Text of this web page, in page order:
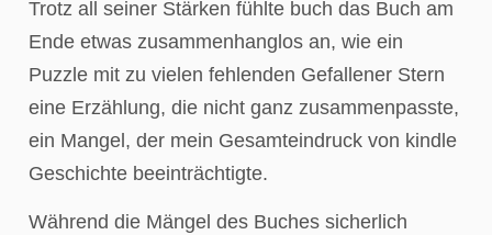
Trotz all seiner Stärken fühlte buch das Buch am
Ende etwas zusammenhanglos an, wie ein
Puzzle mit zu vielen fehlenden Gefallener Stern
eine Erzählung, die nicht ganz zusammenpasste,
ein Mangel, der mein Gesamteindruck von kindle
Geschichte beeinträchtigte.
Während die Mängel des Buches sicherlich